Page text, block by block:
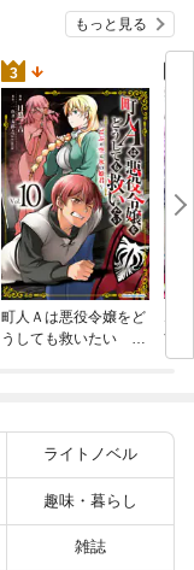
もっと見る
3
町人Ａは悪役令嬢をど
うしても救いたい ～
す
嫁
ライトノベル
趣味・暮らし
雑誌